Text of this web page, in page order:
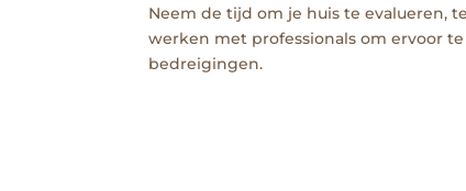
Neem de tijd om je huis te evalueren,
werken met professionals om ervoor
bedreigingen.